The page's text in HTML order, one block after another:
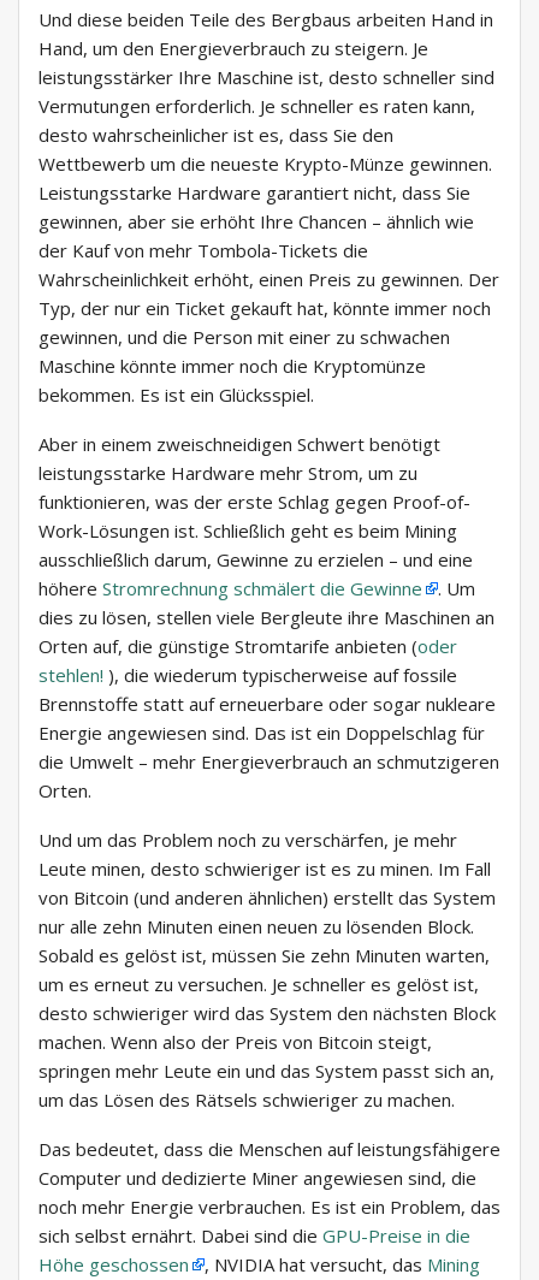
Und diese beiden Teile des Bergbaus arbeiten Hand in
Hand, um den Energieverbrauch zu steigern. Je
leistungsstärker Ihre Maschine ist, desto schneller sind
Vermutungen erforderlich. Je schneller es raten kann,
desto wahrscheinlicher ist es, dass Sie den
Wettbewerb um die neueste Krypto-Münze gewinnen.
Leistungsstarke Hardware garantiert nicht, dass Sie
gewinnen, aber sie erhöht Ihre Chancen – ähnlich wie
der Kauf von mehr Tombola-Tickets die
Wahrscheinlichkeit erhöht, einen Preis zu gewinnen. Der
Typ, der nur ein Ticket gekauft hat, könnte immer noch
gewinnen, und die Person mit einer zu schwachen
Maschine könnte immer noch die Kryptomünze
bekommen. Es ist ein Glücksspiel.
Aber in einem zweischneidigen Schwert benötigt
leistungsstarke Hardware mehr Strom, um zu
funktionieren, was der erste Schlag gegen Proof-of-
Work-Lösungen ist. Schließlich geht es beim Mining
ausschließlich darum, Gewinne zu erzielen – und eine
höhere Stromrechnung schmälert die Gewinne
. Um
dies zu lösen, stellen viele Bergleute ihre Maschinen an
Orten auf, die günstige Stromtarife anbieten (oder
stehlen! ), die wiederum typischerweise auf fossile
Brennstoffe statt auf erneuerbare oder sogar nukleare
Energie angewiesen sind. Das ist ein Doppelschlag für
die Umwelt – mehr Energieverbrauch an schmutzigeren
Orten.
Und um das Problem noch zu verschärfen, je mehr
Leute minen, desto schwieriger ist es zu minen. Im Fall
von Bitcoin (und anderen ähnlichen) erstellt das System
nur alle zehn Minuten einen neuen zu lösenden Block.
Sobald es gelöst ist, müssen Sie zehn Minuten warten,
um es erneut zu versuchen. Je schneller es gelöst ist,
desto schwieriger wird das System den nächsten Block
machen. Wenn also der Preis von Bitcoin steigt,
springen mehr Leute ein und das System passt sich an,
um das Lösen des Rätsels schwieriger zu machen.
Das bedeutet, dass die Menschen auf leistungsfähigere
Computer und dedizierte Miner angewiesen sind, die
noch mehr Energie verbrauchen. Es ist ein Problem, das
sich selbst ernährt. Dabei sind die GPU-Preise in die
Höhe geschossen
, NVIDIA hat versucht, das Mining